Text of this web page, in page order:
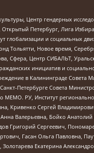
Центр гендерных
Петербург, Лига
глобализации и социальных
Новое время,
Сфера, Центр СИБАЛЬТ,
инициатив и
в Калининграде Совета
Петербурге Совета
РУ, Институт
Кривенко Сергей
Валерьевна, Бойко
Сергеевич,
Гасан Ольга Павловна,
Екатерина